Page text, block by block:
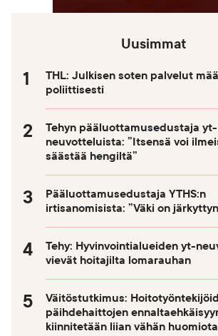
Uusimmat
THL: Julkisen soten palvelut
poliittisesti
Tehyn pääluottamusedustaja yt-
neuvotteluista: ”Itsensä voi
säästää hengiltä”
Pääluottamusedustaja YTHS:n
irtisanomisista: ”Väki on
Tehy: Hyvinvointialueiden yt-
vievät hoitajilta lomarauhan
Väitöstutkimus:
päihdehaittojen
kiinnitetään liian vähän huomiota